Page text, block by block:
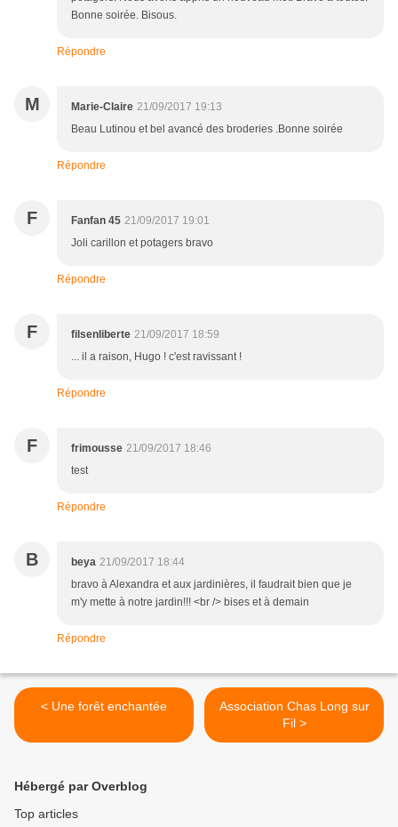
Bonne soirée. Bisous.
Répondre
M Marie-Claire 21/09/2017 19:13
Beau Lutinou et bel avancé des broderies .Bonne soirée
Répondre
F Fanfan 45 21/09/2017 19:01
Joli carillon et potagers bravo
Répondre
F filsenliberte 21/09/2017 18:59
... il a raison, Hugo ! c'est ravissant !
Répondre
F frimousse 21/09/2017 18:46
test
Répondre
B beya 21/09/2017 18:44
bravo à Alexandra et aux jardinières, il faudrait bien que je
m'y mette à notre jardin!!! <br /> bises et à demain
Répondre
< Une forêt enchantée
Association Chas Long sur
Fil >
Hébergé par Overblog
Top articles